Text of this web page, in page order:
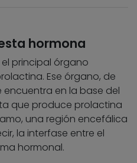
hormona
el principal órgano
Ese órgano, de
en la base del
que produce prolactina
una región encefálica
la interfase entre el
hormonal.